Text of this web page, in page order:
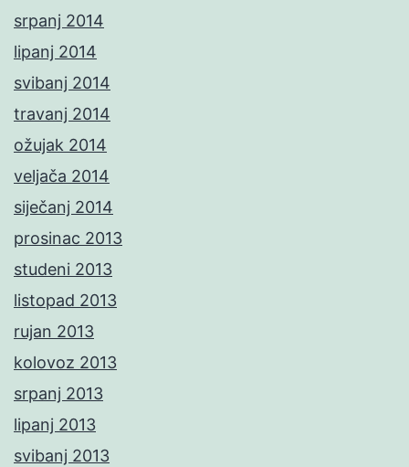
srpanj 2014
lipanj 2014
svibanj 2014
travanj 2014
ožujak 2014
veljača 2014
siječanj 2014
prosinac 2013
studeni 2013
listopad 2013
rujan 2013
kolovoz 2013
srpanj 2013
lipanj 2013
svibanj 2013